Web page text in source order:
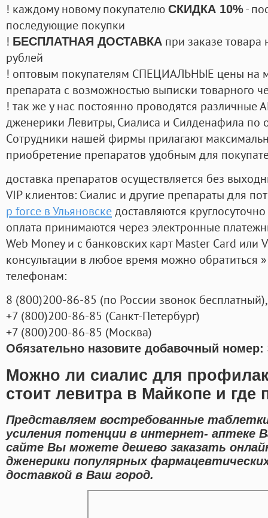
! каждому новому покупателю СКИДКА 10%-
последующие покупки
! БЕСПЛАТНАЯ ДОСТАВКА при заказе
рублей
! оптовым покупателям СПЕЦИАЛЬНЫЕ цены на
препарата с возможностью выписки товарного
! так же у нас постоянно проводятся
дженерики Левитры, Сиалиса и Силденафила по
Cотрудники нашей фирмы прилагают
приобретение препаратов удобным для
доставка препаратов осуществляется без
VIP клиентов: Сиалис и другие препараты для
p force в Ульяновскедоставляются круглосуточно
оплата принимаются через электронные
Web Money и с банковских карт Master Card или
консультации в любое время можно обратиться
телефонам:
8 (800)200-86-85 (по России звонок бесплатный),
+7 (800)200-86-85 (Санкт-Петербург)
+7 (800)200-86-85 (Москва)
Обязательно назовите добавочный номер:
Можно ли сиалис для
стоит левитра в Майкопе и где
Представляем востребованные
усиления потенции в интернет- аптеке
сайте Вы можете дешево заказать
дженерики популярных
доставкой в Ваш город.